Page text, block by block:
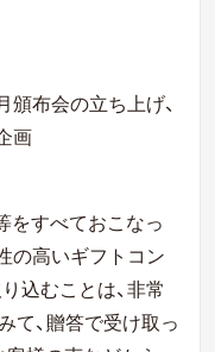
頒布会の立ち上げ、
画
をすべておこなっ
の高いギフトコン
込むことは、非常
て、贈答で受け取っ